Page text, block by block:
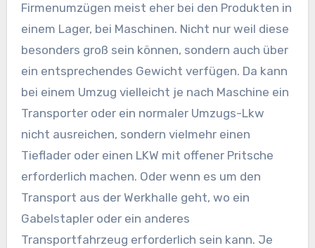
Firmenumzügen meist eher bei den Produkten in
einem Lager, bei Maschinen. Nicht nur weil diese
besonders groß sein können, sondern auch über
ein entsprechendes Gewicht verfügen. Da kann
bei einem Umzug vielleicht je nach Maschine ein
Transporter oder ein normaler Umzugs-Lkw
nicht ausreichen, sondern vielmehr einen
Tieflader oder einen LKW mit offener Pritsche
erforderlich machen. Oder wenn es um den
Transport aus der Werkhalle geht, wo ein
Gabelstapler oder ein anderes
Transportfahrzeug erforderlich sein kann. Je